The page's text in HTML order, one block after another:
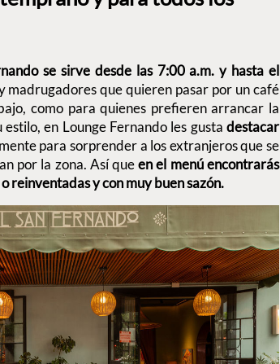
se sirve desde las 7:00 a.m. y hasta el
madrugadores que quieren pasar por un café
como para quienes prefieren arrancar la
en Lounge Fernando les gusta destacar
para sorprender a los extranjeros que se
por la zona. Así queen el menú encontrarás
o reinventadas y con muy buen sazón.